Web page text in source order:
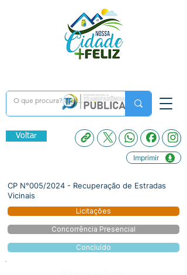
Voltar
Imprimir
CP N°005/2024 - Recuperação de Estradas
Vicinais
Licitações
Concorrência Presencial
Concluído